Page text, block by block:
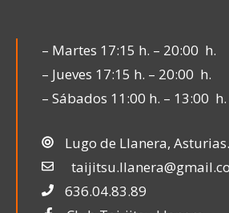
– Martes 17:15 h. – 20:00 h.
– Jueves 17:15 h. – 20:00 h.
– Sábados 11:00 h. – 13:00 h.
Lugo de Llanera, Asturias.
636.04.83.89